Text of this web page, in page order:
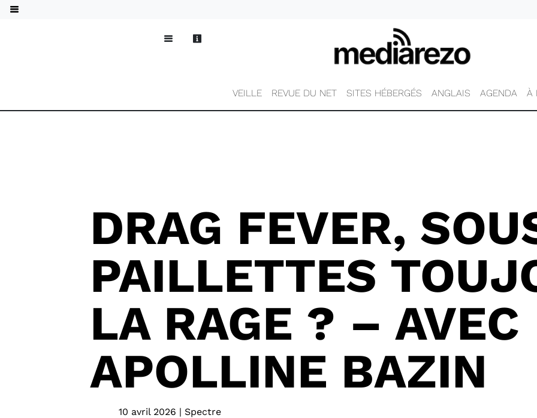
VEILLE REVUE DU NET SITES HÉBERGÉS ANGLAIS AGENDA À
DRAG FEVER,
PAILLETTES
LA RAGE ? – AVEC
APOLLINE BAZIN
10 avril 2026 | Spectre